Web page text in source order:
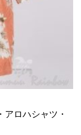
ロハシャツ・